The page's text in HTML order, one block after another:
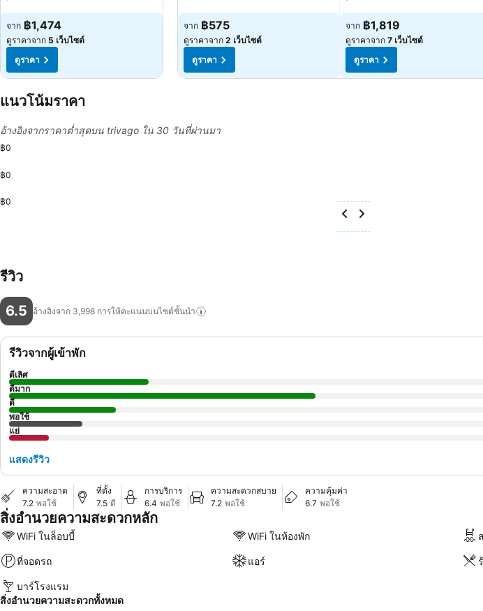
ดูราคา
จาก ฿1,474
ดูราคาจาก 5 เว็บไซต์
ดูราคา
ดูราคา
จาก ฿575
ดูราคาจาก 2 เว็บไซต์
ดูราคา
ดูราคา
จาก ฿1,819
ดูราคาจาก 7 เว็บไซต์
ดูราคา
แนวโน้มราคา
อ้างอิงจากราคาต่ำสุดบน trivago ใน 30 วันที่ผ่านมา
฿0
฿0
฿0
รีวิว
6.5 อ้างอิงจาก 3,998 การให้คะแนนบนไซต์ชั้นนำ
รีวิวจากผู้เข้าพัก
ดีเลิศ
ดีมาก
ดี
พอใช้
แย่
แสดงรีวิว
ความสะอาด
7.2 พอใช้
ที่ตั้ง
7.5 ดี
การบริการ
6.4 พอใช้
ความสะดวกสบาย
7.2 พอใช้
ความคุ้มค่า
6.7 พอใช้
สิ่งอำนวยความสะดวกหลัก
WiFi ในล็อบบี้ WiFi ในห้องพัก
ที่จอดรถ แอร์
บาร์โรงแรม
สิ่งอำนวยความสะดวกทั้งหมด